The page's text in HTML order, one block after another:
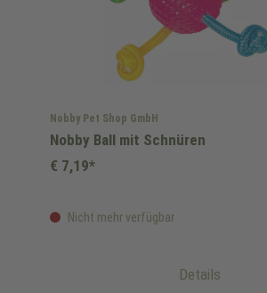
Nobby Pet Shop GmbH
Nobby Ball mit Schnüren
Nicht mehr verfügbar
€ 7,19*
Details